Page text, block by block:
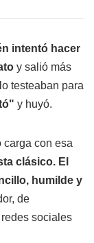
intentó hacer
y salió más
testeaban para
y huyó.
carga con esa
clásico. El
humilde y
de
sociales